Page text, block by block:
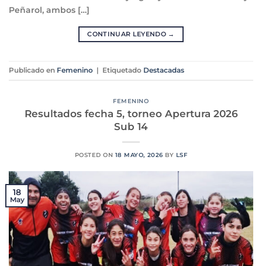
Peñarol, ambos […]
CONTINUAR LEYENDO →
Publicado en Femenino Etiquetado Destacadas
FEMENINO
Resultados fecha 5, torneo Apertura 2026
Sub 14
POSTED ON 18 MAYO, 2026 BY LSF
18
May